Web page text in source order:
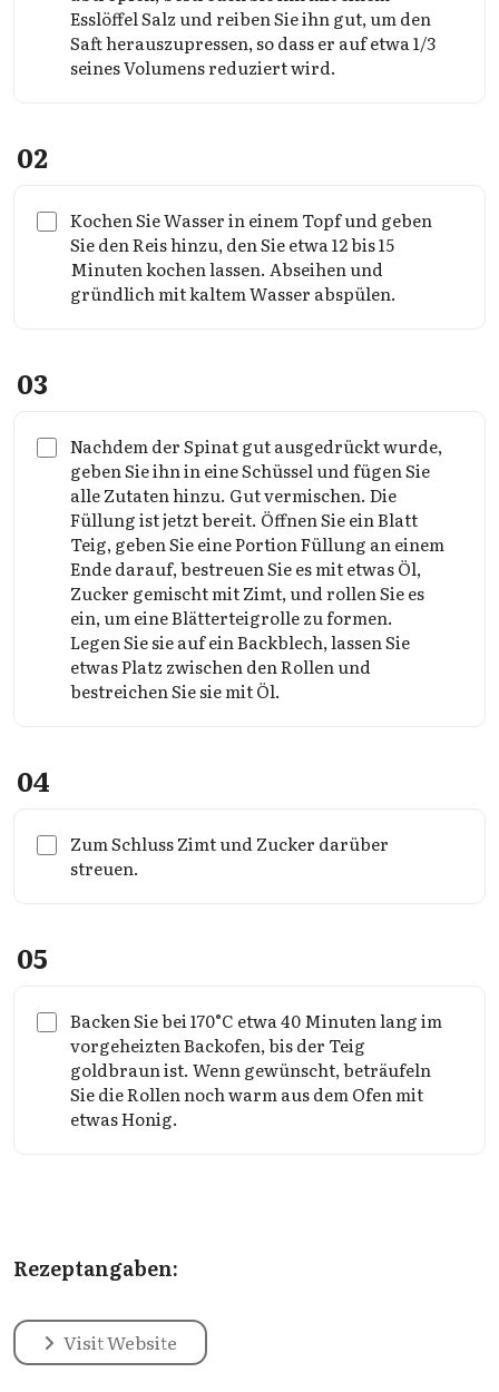
Esslöffel Salz und reiben Sie ihn gut, um den
Saft herauszupressen, so dass er auf etwa 1/3
seines Volumens reduziert wird.
02
Kochen Sie Wasser in einem Topf und geben
Sie den Reis hinzu, den Sie etwa 12 bis 15
Minuten kochen lassen. Abseihen und
gründlich mit kaltem Wasser abspülen.
03
Nachdem der Spinat gut ausgedrückt wurde,
geben Sie ihn in eine Schüssel und fügen Sie
alle Zutaten hinzu. Gut vermischen. Die
Füllung ist jetzt bereit. Öffnen Sie ein Blatt
Teig, geben Sie eine Portion Füllung an einem
Ende darauf, bestreuen Sie es mit etwas Öl,
Zucker gemischt mit Zimt, und rollen Sie es
ein, um eine Blätterteigrolle zu formen.
Legen Sie sie auf ein Backblech, lassen Sie
etwas Platz zwischen den Rollen und
bestreichen Sie sie mit Öl.
04
Zum Schluss Zimt und Zucker darüber
streuen.
05
Backen Sie bei 170°C etwa 40 Minuten lang im
vorgeheizten Backofen, bis der Teig
goldbraun ist. Wenn gewünscht, beträufeln
Sie die Rollen noch warm aus dem Ofen mit
etwas Honig.
Rezeptangaben:
Visit Website